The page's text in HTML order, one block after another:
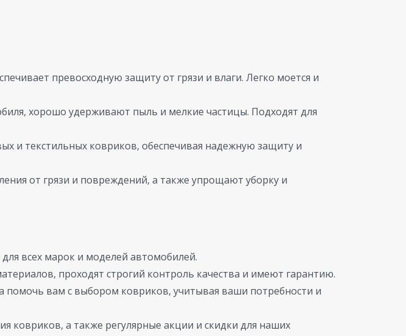
превосходную защиту от грязи и влаги. Легко моется и
хорошо удерживают пыль и мелкие частицы. Подходят для
и текстильных ковриков, обеспечивая надежную защиту и
от грязи и повреждений, а также упрощают уборку и
всех марок и моделей автомобилей.
проходят строгий контроль качества и имеют гарантию.
помочь вам с выбором ковриков, учитывая ваши потребности и
ковриков, а также регулярные акции и скидки для наших